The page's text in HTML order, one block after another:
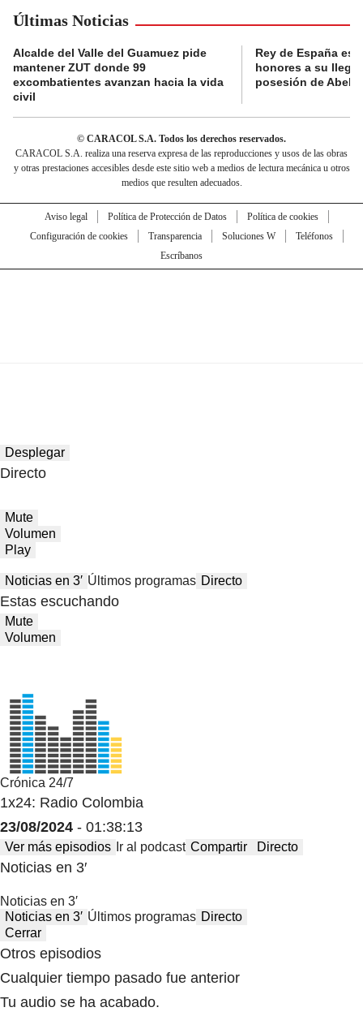
Últimas Noticias
Alcalde del Valle del Guamuez pide
mantener ZUT donde 99
excombatientes avanzan hacia la vida
civil
Rey de España es
honores a su
posesión de
© CARACOL S.A. Todos los derechos reservados.
CARACOL S.A. realiza una reserva expresa de las reproducciones y usos de las obras
y otras prestaciones accesibles desde este sitio web a medios de lectura mecánica u otros
medios que resulten adecuados.
Aviso legal Política de Protección de Datos
Política de cookies
Configuración de cookies
Transparencia Soluciones W
Teléfonos
Escríbanos
Desplegar
Directo
Mute
Volumen
Play
Noticias en 3′ Últimos programas Directo
Estas escuchando
Mute
Volumen
Crónica 24/7
1x24: Radio Colombia
23/08/2024 - 01:38:13
Ver más episodios Ir al podcast Compartir Directo
Noticias en 3′
Noticias en 3′
Noticias en 3′ Últimos programas Directo
Cerrar
Otros episodios
Cualquier tiempo pasado fue anterior
Tu audio se ha acabado.